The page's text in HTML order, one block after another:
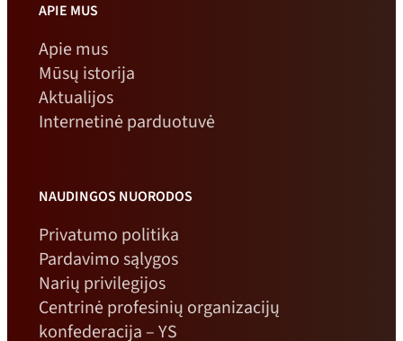
APIE MUS
Apie mus
Mūsų istorija
Aktualijos
Internetinė parduotuvė
NAUDINGOS NUORODOS
Privatumo politika
Pardavimo sąlygos
Narių privilegijos
Centrinė profesinių organizacijų
konfederacija – YS